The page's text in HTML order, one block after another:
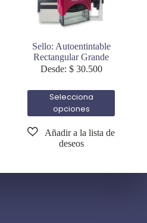
Sello: Autoentintable
Rectangular Grande
Desde: $30.500
Selecciona
opciones